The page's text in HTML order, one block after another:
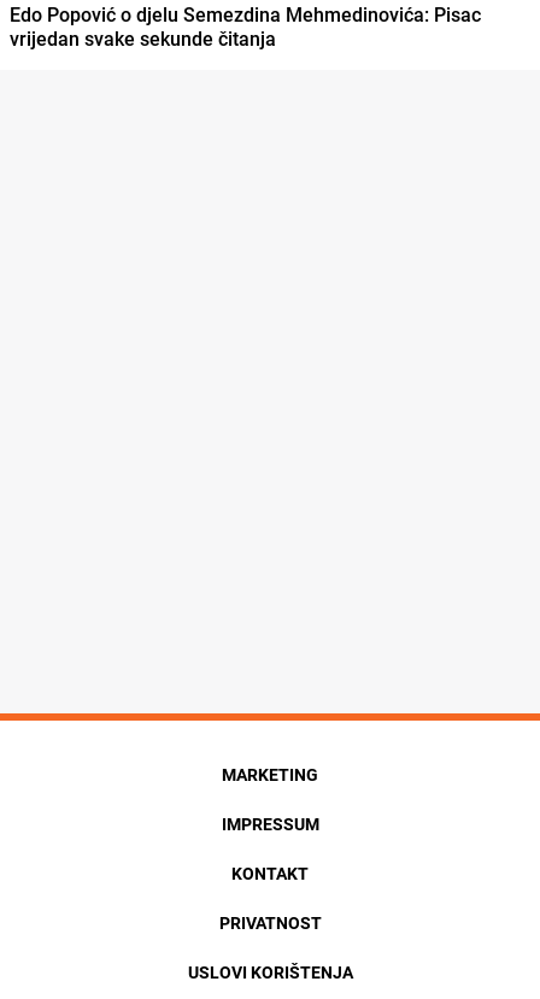
Edo Popović o djelu Semezdina Mehmedinovića: Pisac
vrijedan svake sekunde čitanja
MARKETING
IMPRESSUM
KONTAKT
PRIVATNOST
USLOVI KORIŠTENJA